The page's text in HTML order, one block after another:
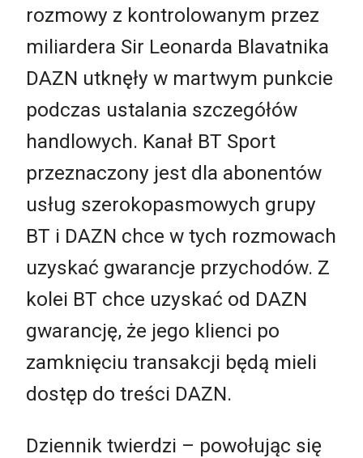
rozmowy z kontrolowanym przez
miliardera Sir Leonarda Blavatnika
DAZN utknęły w martwym punkcie
podczas ustalania szczegółów
handlowych. Kanał BT Sport
przeznaczony jest dla abonentów
usług szerokopasmowych grupy
BT i DAZN chce w tych rozmowach
uzyskać gwarancje przychodów. Z
kolei BT chce uzyskać od DAZN
gwarancję, że jego klienci po
zamknięciu transakcji będą mieli
dostęp do treści DAZN.
Dziennik twierdzi – powołując się